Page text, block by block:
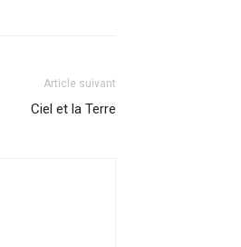
Article suivant
Ciel et la Terre